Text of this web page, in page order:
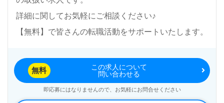
詳細に関してお気軽にご相談ください♪
【無料】で皆さんの転職活動をサポートいたします。
無料
この求人について
問い合わせる
即応募にはなりませんので、お気軽にお問合せください